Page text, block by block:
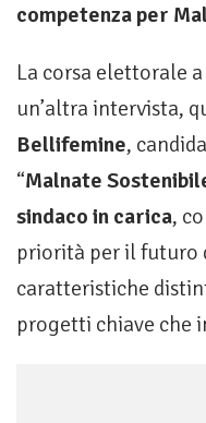
competenza per
La corsa elettorale
un’altra intervista,
Bellifemine,
“Malnate
sindaco in carica,
priorità per il futuro
caratteristiche
progetti chiave che